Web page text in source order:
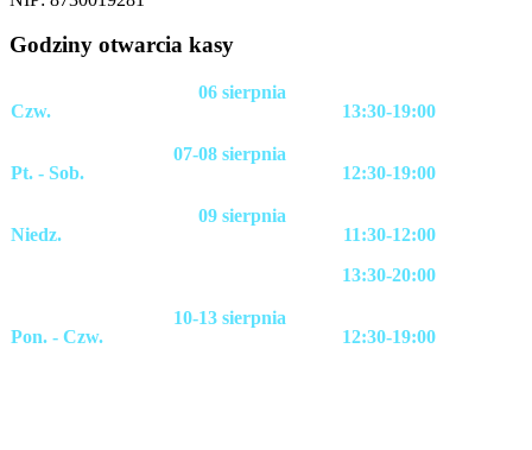
Godziny otwarcia kasy
Czw.
06 sierpnia
13:30-19:00
Pt. - Sob.
07-08 sierpnia
12:30-19:00
Niedz.
09 sierpnia
11:30-12:00
13:30-20:00
Pon. - Czw.
10-13 sierpnia
12:30-19:00